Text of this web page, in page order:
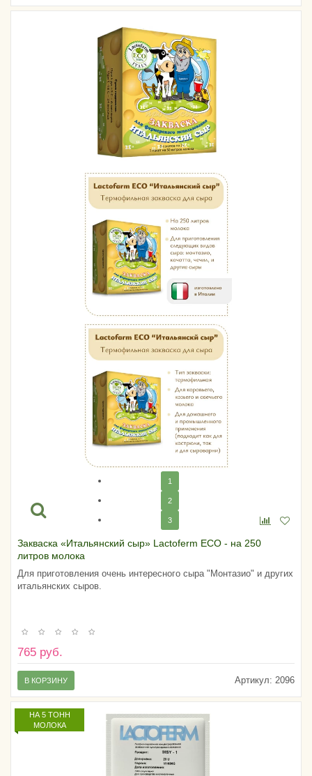
1
2
3
Закваска «Итальянский сыр» Lactoferm ECO - на 250
литров молока
Для приготовления очень интересного сыра "Монтазио" и других
итальянских сыров.
765 руб.
Артикул: 2096
В КОРЗИНУ
НА 5 ТОНН
МОЛОКА